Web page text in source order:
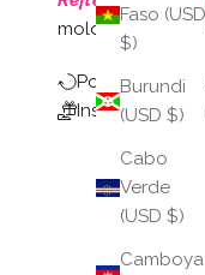
Faso (USD
$)
Burundi
(USD $)
Cabo
Verde
(USD $)
Camboya
moldean los
Política de
Instrucciones